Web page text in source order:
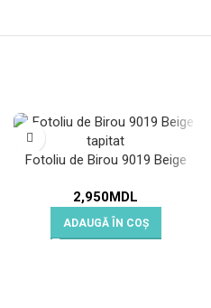
Fotoliu de Birou 9019 Beige
2,950MDL
ADAUGĂ ÎN COȘ